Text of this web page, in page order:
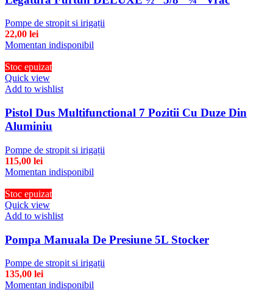
Pompe de stropit si irigații
22,00 lei
Momentan indisponibil
Stoc epuizat
Quick view
Add to wishlist
Pistol Dus Multifunctional 7 Pozitii Cu Duze Din
Aluminiu
Pompe de stropit si irigații
115,00 lei
Momentan indisponibil
Stoc epuizat
Quick view
Add to wishlist
Pompa Manuala De Presiune 5L Stocker
Pompe de stropit si irigații
135,00 lei
Momentan indisponibil